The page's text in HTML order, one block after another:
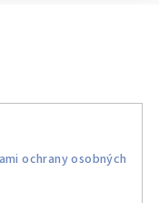
ochrany osobných